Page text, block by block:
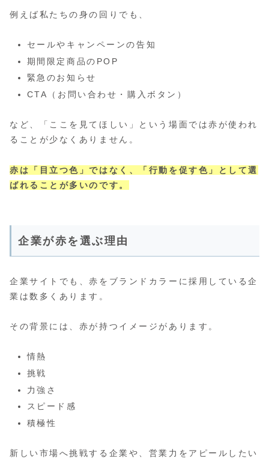
例えば私たちの身の回りでも、
セールやキャンペーンの告知
期間限定商品のPOP
緊急のお知らせ
CTA（お問い合わせ・購入ボタン）
など、「ここを見てほしい」という場面では赤が使われ
ることが少なくありません。
赤は「目立つ色」ではなく、「行動を促す色」として選
ばれることが多いのです。
企業が赤を選ぶ理由
企業サイトでも、赤をブランドカラーに採用している企
業は数多くあります。
その背景には、赤が持つイメージがあります。
情熱
挑戦
力強さ
スピード感
積極性
新しい市場へ挑戦する企業や、営業力をアピールしたい